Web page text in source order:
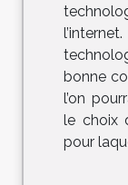
bonne
l’on
le choix
pour